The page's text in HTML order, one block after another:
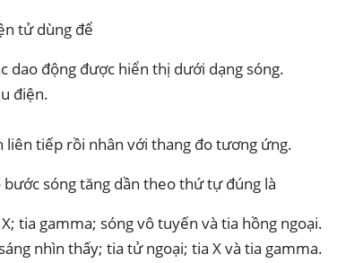
tử dùng để
dao động được hiển thị dưới dạng sóng.
điện.
liên tiếp rồi nhân với thang đo tương ứng.
sóng tăng dần theo thứ tự đúng là
tia gamma; sóng vô tuyến và tia hồng ngoại.
nhìn thấy; tia tử ngoại; tia X và tia gamma.